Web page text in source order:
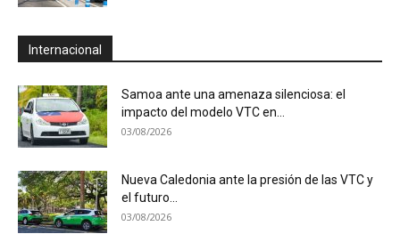
Internacional
Samoa ante una amenaza silenciosa: el
impacto del modelo VTC en...
03/08/2026
Nueva Caledonia ante la presión de las VTC y
el futuro...
03/08/2026